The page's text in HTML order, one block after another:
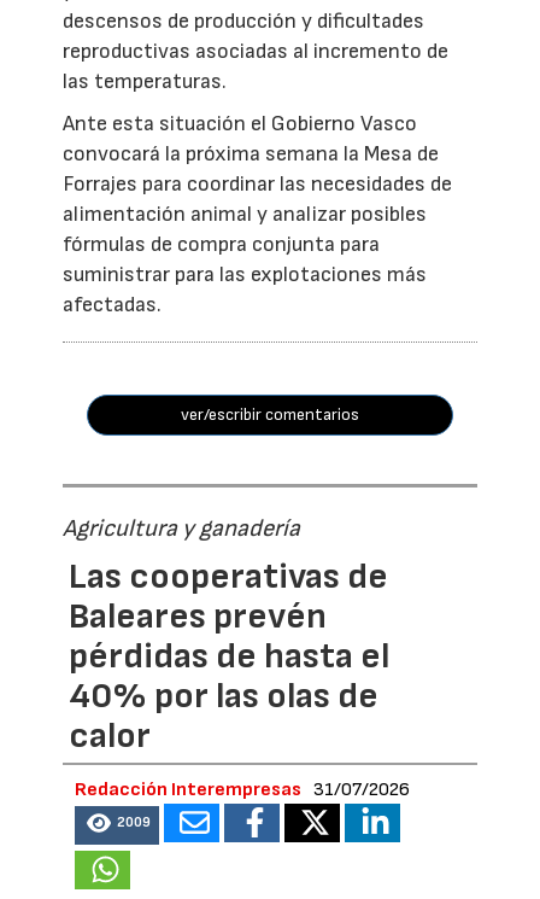
descensos de producción y dificultades
reproductivas asociadas al incremento de
las temperaturas.
Ante esta situación el Gobierno Vasco
convocará la próxima semana la Mesa de
Forrajes para coordinar las necesidades de
alimentación animal y analizar posibles
fórmulas de compra conjunta para
suministrar para las explotaciones más
afectadas.
ver/escribir comentarios
Agricultura y ganadería
Las cooperativas de
Baleares prevén
pérdidas de hasta el
40% por las olas de
calor
Redacción Interempresas 31/07/2026
2009